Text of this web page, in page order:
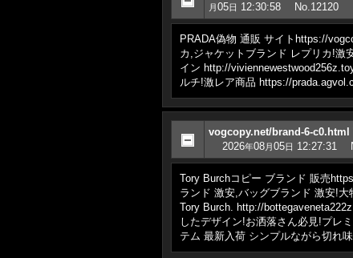
月05日 12:30:58 No.12120
PRADA偽物 通販 サイトhttps://
カ,ジャケットブランド レプリカ!激
イン http://
ルチ!激レア商品 https://
vogcopy.net/brand-6-c0.html
2026年08月05日 12:27:31
Tory Burchコピー ブランド 販売
ランド 激安,バッグブランド 激安!
Tory Burch. http://
したデザイン!お洒落さん必見!プレ
テム 最新入荷 シンプルながら切れ